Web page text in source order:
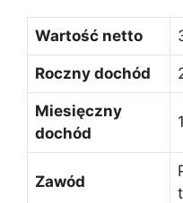
Wartość netto
Roczny dochód
Miesięczny
dochód
Zawód